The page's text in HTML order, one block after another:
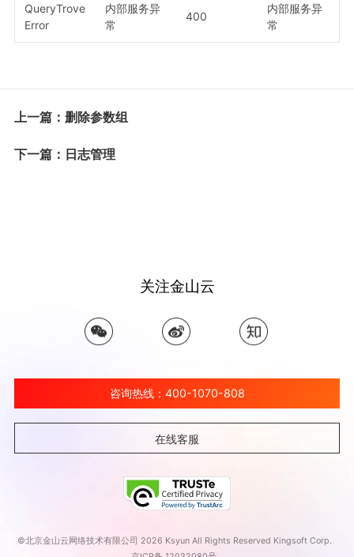
QueryTrove
Error
内部服务异
常
400
内部服务异
常
上一篇：删除参数组
下一篇：日志管理
关注金山云
咨询热线：400-1070-808
在线客服
©北京金山云网络技术有限公司 2026 Ksyun All Rights Reserved Kingsoft Corp.